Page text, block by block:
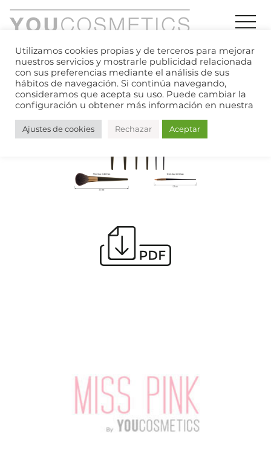
Index»Productos»Pinceles»Cobre
Utilizamos cookies propias y de terceros para mejorar
nuestros servicios y mostrarle publicidad relacionada
con sus preferencias mediante el análisis de sus
hábitos de navegación. Si continúa navegando,
consideramos que acepta su uso. Puede cambiar la
configuración u obtener más información en nuestra
Ajustes de cookies Rechazar Aceptar